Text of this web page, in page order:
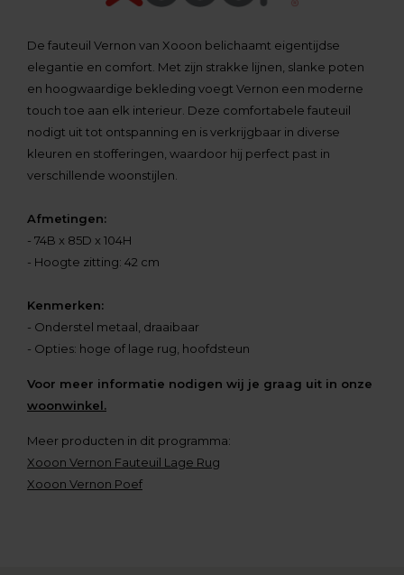
De fauteuil Vernon van Xooon belichaamt eigentijdse
elegantie en comfort. Met zijn strakke lijnen, slanke poten
en hoogwaardige bekleding voegt Vernon een moderne
touch toe aan elk interieur. Deze comfortabele fauteuil
nodigt uit tot ontspanning en is verkrijgbaar in diverse
kleuren en stofferingen, waardoor hij perfect past in
verschillende woonstijlen.
Afmetingen:
- 74B x 85D x 104H
- Hoogte zitting: 42 cm
Kenmerken:
- Onderstel metaal, draaibaar
- Opties: hoge of lage rug, hoofdsteun
Voor meer informatie nodigen wij je graag uit in onze
woonwinkel.
Meer producten in dit programma:
Xooon Vernon Fauteuil Lage Rug
Xooon Vernon Poef